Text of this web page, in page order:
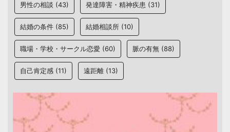
男性の相談 (43) 発達障害・精神疾患 (31)
結婚の条件 (85) 結婚相談所 (10)
職場・学校・サークル恋愛 (60) 脈の有無 (88)
自己肯定感 (11) 遠距離 (13)